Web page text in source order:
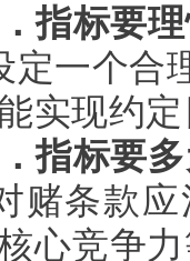
指标要
一个合理
实现约
指标要
条款应
心竞争